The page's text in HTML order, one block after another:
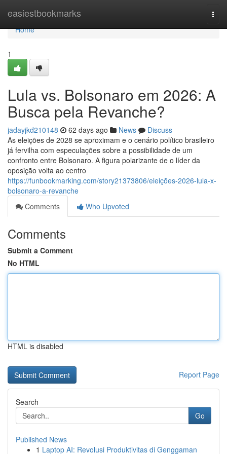
easiestbookmarks
Home
Home
1
Lula vs. Bolsonaro em 2026: A
Busca pela Revanche?
jadayjkd210148 62 days ago News
Discuss
As eleições de 2028 se aproximam e o cenário político brasileiro
já fervilha com especulações sobre a possibilidade de um
confronto entre Bolsonaro. A figura polarizante de o líder da
oposição volta ao centro
https://funbookmarking.com/story21373806/eleições-2026-lula-x-
bolsonaro-a-revanche
Comments
Who Upvoted
Comments
Submit a Comment
No HTML
HTML is disabled
Report Page
Search
Go
Published News
1 Laptop AI: Revolusi Produktivitas di Genggaman